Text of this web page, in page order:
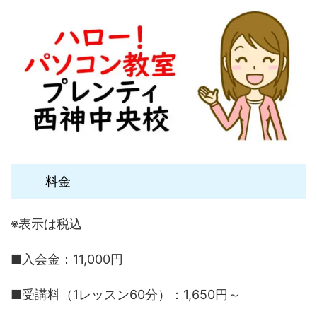
料金
※表示は税込
■入会金：11,000円
■受講料（1レッスン60分）：1,650円～